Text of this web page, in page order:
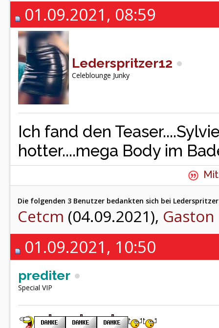
01.09.2021, 08:59
Lederspritzer12
Celeblounge Junky
Ich fand den
hotter....mega Body im
Die folgenden 3 Benutzer bedankten sich bei
Cetcm (04.09.2021), Gaston
01.09.2021, 10:50
prediter
Special VIP